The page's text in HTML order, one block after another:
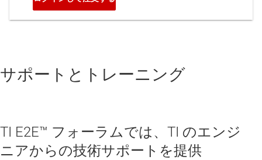
サポートとトレーニング
TI E2E™ フォーラムでは、TI のエンジ
ニアからの技術サポートを提供